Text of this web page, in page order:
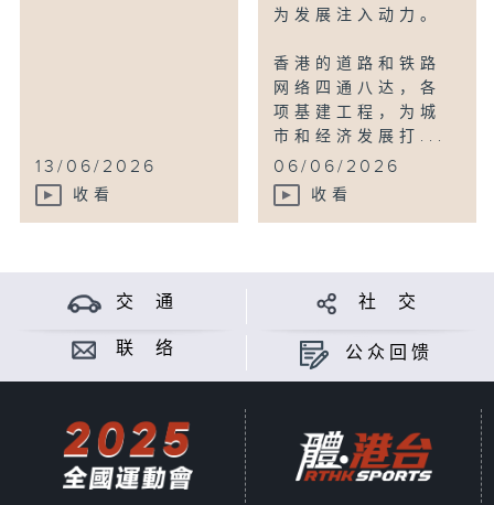
13/06/2026
收看
为发展注入动力。
香港的道路和铁路
网络四通八达，各
项基建工程，为城
市和经济发展打...
06/06/2026
收看
交 通 社 交
联 络 公众回馈